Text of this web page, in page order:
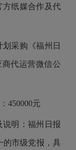
纸媒合作及代
采购《福州日
代运营微信公
450000元
明：福州日报
的市级党报，具